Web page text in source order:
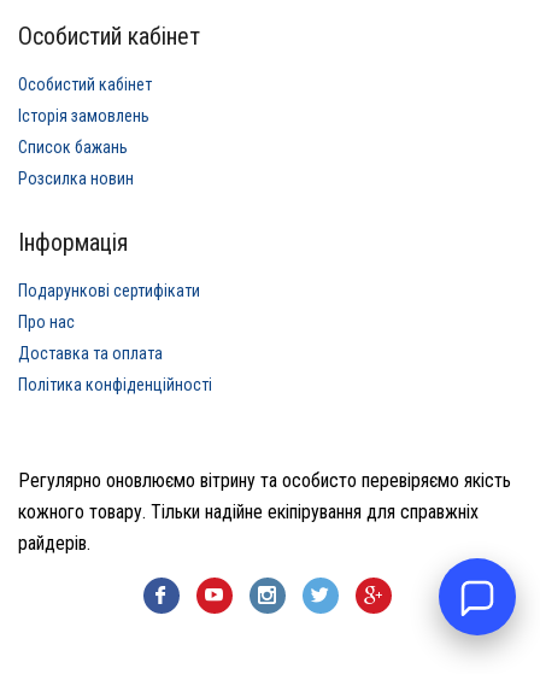
Особистий кабінет
Особистий кабінет
Історія замовлень
Список бажань
Розсилка новин
Інформація
Подарункові сертифікати
Про нас
Доставка та оплата
Політика конфіденційності
Регулярно оновлюємо вітрину та особисто перевіряємо якість
кожного товару. Тільки надійне екіпірування для справжніх
райдерів.